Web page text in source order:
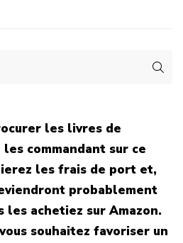
les livres de
commandant sur ce
les frais de port et,
probablement
les achetiez sur Amazon.
souhaitez favoriser un